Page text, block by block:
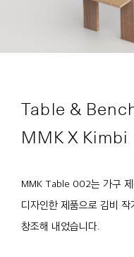
Table &
MMK X Kimbi
MMK Table 002는 가구
디자인한 제품으로 김비
창조해 내었습니다.